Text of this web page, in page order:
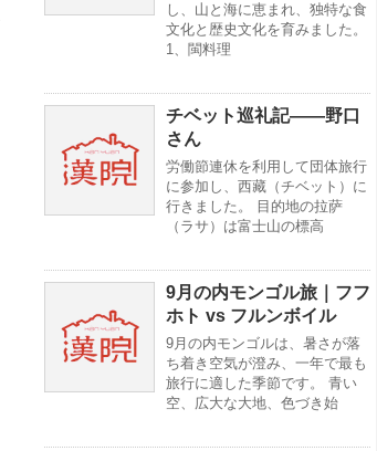
し、山と海に恵まれ、独特な食
文化と歴史文化を育みました。
1、閩料理
チベット巡礼記——野口
さん
労働節連休を利用して団体旅行
に参加し、西藏（チベット）に
行きました。 目的地の拉萨
（ラサ）は富士山の標高
9月の内モンゴル旅｜フフ
ホト vs フルンボイル
9月の内モンゴルは、暑さが落
ち着き空気が澄み、一年で最も
旅行に適した季節です。 青い
空、広大な大地、色づき始